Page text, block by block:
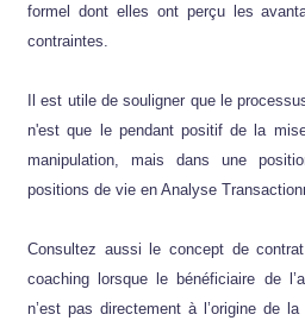
formel dont elles ont perçu les
contraintes.
Il est utile de souligner que le
n'est que le pendant positif de la
manipulation, mais dans une
positions de vie en Analyse
Consultez aussi le concept de
coaching lorsque le bénéficiaire de
n’est pas directement à l’origine de